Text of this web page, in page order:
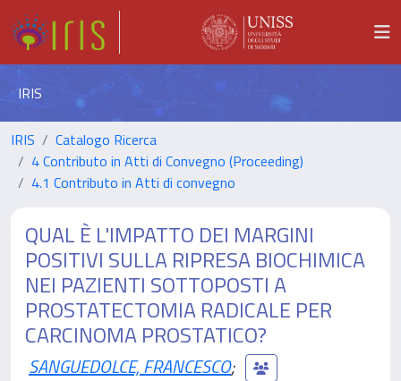
IRIS
IRIS
Catalogo Ricerca
4 Contributo in Atti di Convegno (Proceeding)
4.1 Contributo in Atti di convegno
QUAL È L'IMPATTO DEI MARGINI
POSITIVI SULLA RIPRESA BIOCHIMICA
NEI PAZIENTI SOTTOPOSTI A
PROSTATECTOMIA RADICALE PER
CARCINOMA PROSTATICO?
SANGUEDOLCE, FRANCESCO;